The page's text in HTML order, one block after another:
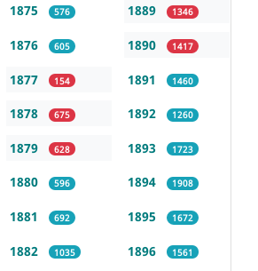
1875 576
1876 605
1877 154
1878 675
1879 628
1880 596
1881 692
1882 1035
1889 1346
1890 1417
1891 1460
1892 1260
1893 1723
1894 1908
1895 1672
1896 1561